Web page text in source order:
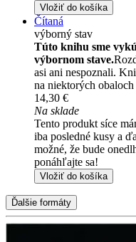
Vložiť do košíka
Čítaná
výborný stav
Túto knihu sme
výbornom stave.
asi ani nespoznali.
na niektorých
14,30 €
Na sklade
Tento produkt síce
iba posledné kusy a
možné, že bude
ponáhľajte sa!
Vložiť do košíka
Ďalšie formáty